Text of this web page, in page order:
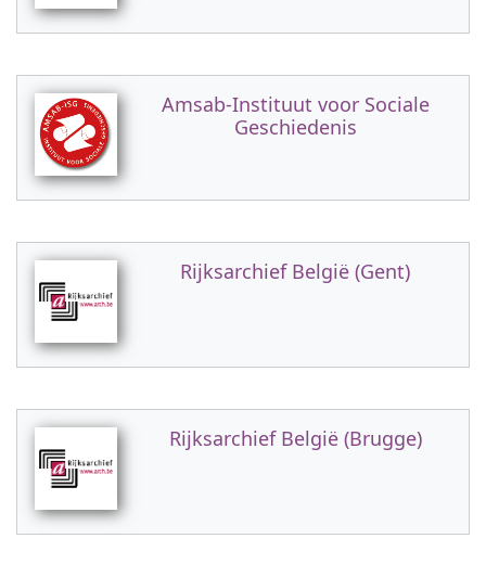
Amsab-Instituut voor Sociale
Geschiedenis
Rijksarchief België (Gent)
Rijksarchief België (Brugge)